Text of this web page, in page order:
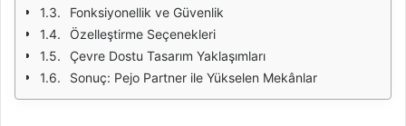
Fonksiyonellik ve Güvenlik
Özelleştirme Seçenekleri
Çevre Dostu Tasarım Yaklaşımları
Sonuç: Pejo Partner ile Yükselen Mekânlar